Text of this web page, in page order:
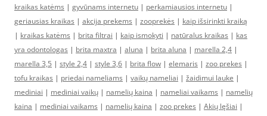
kraikas katėms | gyvūnams internetu | perkamiausios internetu |
geriausias kraikas | akcija prekems | zooprekės | kaip išsirinkti kraiką
| kraikas katėms | brita filtrai | kaip ismokyti | natūralus kraikas | kas
yra odontologas | brita maxtra | aluna | brita aluna | marella 2,4 |
marella 3,5 | style 2,4 | style 3,6 | brita flow | elemaris | zoo prekes |
tofu kraikas | priedai nameliams | vaikų nameliai | žaidimui lauke |
mediniai | mediniai vaikų | namelių kaina | nameliai vaikams | namelių
kaina | mediniai vaikams | namelių kaina | zoo prekes | Akių lęšiai |